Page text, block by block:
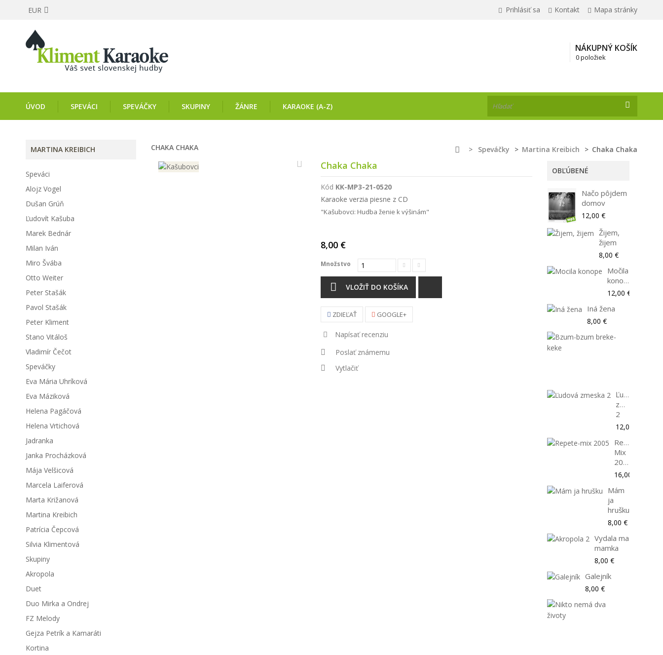
EUR Prihlásiť sa Kontakt Mapa stránky
NÁKUPNÝ KOŠÍK
0 položiek
ÚVOD SPEVÁCI SPEVÁČKY SKUPINY ŽÁNRE KARAOKE (A-Z)
MARTINA KREIBICH
Speváci
Alojz Vogel
Dušan Grúň
Ľudovít Kašuba
Marek Bednár
Milan Iván
Miro Švába
Otto Weiter
Peter Stašák
Pavol Stašák
Peter Kliment
Stano Vitáloš
Vladimír Čečot
Speváčky
Eva Mária Uhríková
Eva Máziková
Helena Pagáčová
Helena Vrtichová
Jadranka
Janka Procházková
Mája Velšicová
Marcela Laiferová
Marta Križanová
Martina Kreibich
Patrícia Čepcová
Silvia Klimentová
Skupiny
Akropola
Duet
Duo Mirka a Ondrej
FZ Melody
Gejza Petrík a Kamaráti
Kortina
CHAKA CHAKA > Speváčky > Martina Kreibich > Chaka Chaka
Chaka Chaka
Kód KK-MP3-21-0520
Karaoke verzia piesne z CD
"Kašubovci: Hudba ženie k výšinám"
8,00 €
Množstvo
VLOŽIŤ DO KOŠÍKA
ZDIEĽAŤ GOOGLE+
Napísať recenziu
Poslať známemu
Vytlačiť
OBĽÚBENÉ
Načo pôjdem
domov
12,00 €
Žijem,
žijem
8,00 €
Močila
konope
12,00 €
Iná žena
8,00 €
Ľudová
zmeska
2
12,00 €
Repete-
Mix
2005
16,00 €
Mám
ja
hrušku
8,00 €
Vydala ma
mamka
8,00 €
Galejník
8,00 €